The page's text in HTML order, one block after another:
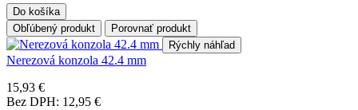
Do košíka
Obľúbený produkt
Porovnať produkt
Rýchly náhľad
Nerezová konzola 42.4 mm
15,93 €
Bez DPH: 12,95 €